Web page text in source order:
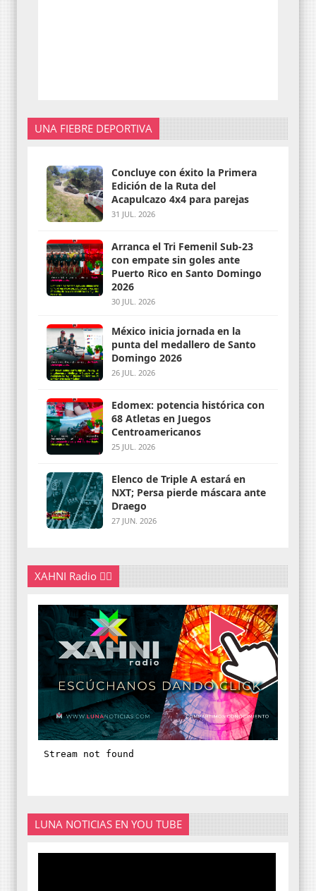
UNA FIEBRE DEPORTIVA
Concluye con éxito la Primera
Edición de la Ruta del
Acapulcazo 4x4 para parejas
31 JUL. 2026
Arranca el Tri Femenil Sub-23
con empate sin goles ante
Puerto Rico en Santo Domingo
2026
30 JUL. 2026
México inicia jornada en la
punta del medallero de Santo
Domingo 2026
26 JUL. 2026
Edomex: potencia histórica con
68 Atletas en Juegos
Centroamericanos
25 JUL. 2026
Elenco de Triple A estará en
NXT; Persa pierde máscara ante
Draego
27 JUN. 2026
XAHNI Radio 👇🏽
LUNA NOTICIAS EN YOU TUBE